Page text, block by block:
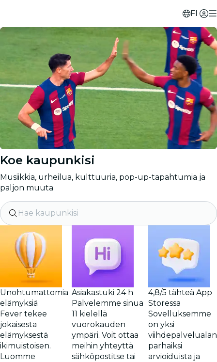
FI
Koe kaupunkisi
Musiikkia, urheilua, kulttuuria, pop-up-tapahtumia ja
paljon muuta
Hae kaupunkisi
Unohtumattomia
elämyksiä
Fever tekee
jokaisesta
elämyksestä
ikimuistoisen.
Luomme
Asiakastuki 24 h
Palvelemme sinua
11 kielellä
vuorokauden
ympäri. Voit ottaa
meihin yhteyttä
sähköpostitse tai
4,8/5 tähteä App
Storessa
Sovelluksemme
on yksi
viihdepalvelualan
parhaiksi
arvioiduista ja